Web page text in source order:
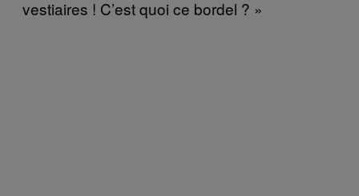
vestiaires ! C’est quoi ce bordel ? »